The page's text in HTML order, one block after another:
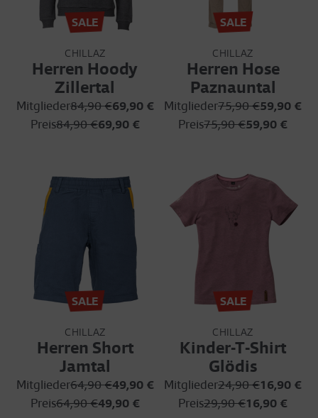
SALE
CHILLAZ
Herren Hoody
Zillertal
Mitglieder84,90 €69,90 €
Preis84,90 €69,90 €
SALE
CHILLAZ
Herren Hose
Paznauntal
Mitglieder75,90 €59,90 €
Preis75,90 €59,90 €
SALE
CHILLAZ
Herren Short
Jamtal
Mitglieder64,90 €49,90 €
Preis64,90 €49,90 €
SALE
CHILLAZ
Kinder-T-Shirt
Glödis
Mitglieder24,90 €16,90 €
Preis29,90 €16,90 €